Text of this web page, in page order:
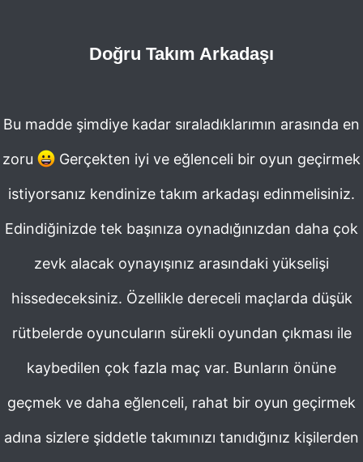
Doğru Takım Arkadaşı
Bu madde şimdiye kadar sıraladıklarımın arasında en
zoru Gerçekten iyi ve eğlenceli bir oyun geçirmek
istiyorsanız kendinize takım arkadaşı edinmelisiniz.
Edindiğinizde tek başınıza oynadığınızdan daha çok
zevk alacak oynayışınız arasındaki yükselişi
hissedeceksiniz. Özellikle dereceli maçlarda düşük
rütbelerde oyuncuların sürekli oyundan çıkması ile
kaybedilen çok fazla maç var. Bunların önüne
geçmek ve daha eğlenceli, rahat bir oyun geçirmek
adına sizlere şiddetle takımınızı tanıdığınız kişilerden